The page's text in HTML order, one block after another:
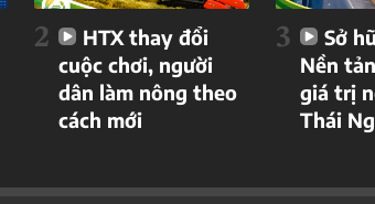
2
HTX thay đổi
cuộc chơi, người
dân làm nông theo
cách mới
3
Sở
Nền
giá trị
Thái